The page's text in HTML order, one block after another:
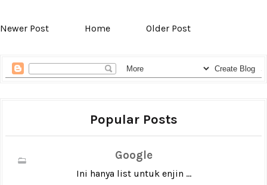
Newer Post Home Older Post
Popular Posts
Google
Ini hanya list untuk enjin ...